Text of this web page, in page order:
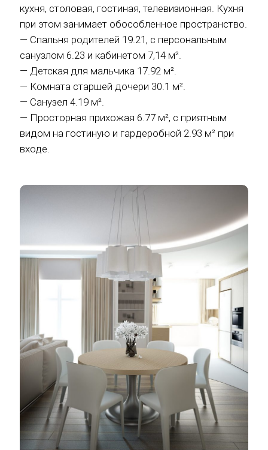
кухня, столовая, гостиная, телевизионная. Кухня
при этом занимает обособленное пространство.
— Спальня родителей 19.21, с персональным
санузлом 6.23 и кабинетом 7,14 м².
— Детская для мальчика 17.92 м².
— Комната старшей дочери 30.1 м².
— Санузел 4.19 м².
— Просторная прихожая 6.77 м², с приятным
видом на гостиную и гардеробной 2.93 м² при
входе.